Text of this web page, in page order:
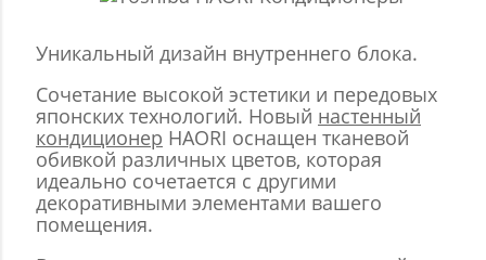
Уникальный дизайн внутреннего блока.
Сочетание высокой эстетики и передовых
японских технологий. Новый настенный
кондиционер HAORI оснащен тканевой
обивкой различных цветов, которая
идеально сочетается с другими
декоративными элементами вашего
помещения.